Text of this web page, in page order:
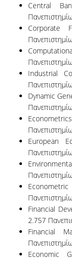
Εσωτερική
Από τους
Αξιολόγηση
Αξιολόγηση
Αξιολόγηση
Έρευνα
Στατιστικά
Ακαδημαϊκών
Εσωτερικές
Χρήσιμο υλικό
Central
Corporate
Industrial
Dynamic
European
Financial
2.757
Financial
Economic